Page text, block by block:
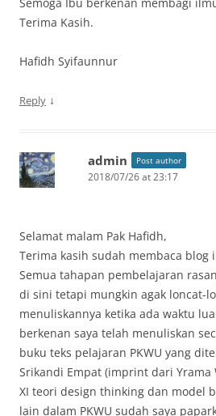
Terima Kasih.
Hafidh Syifaunnur
Reply ↓
admin Post author
2018/07/26 at 23:17
Selamat malam Pak Hafidh,
Terima kasih sudah membaca blog
Semua tahapan pembelajaran
di sini tetapi mungkin agak loncat-
menuliskannya ketika ada waktu
berkenan saya telah menuliskan
buku teks pelajaran PKWU yang
Srikandi Empat (imprint dari Yrama
XI teori design thinking dan model
lain dalam PKWU sudah saya